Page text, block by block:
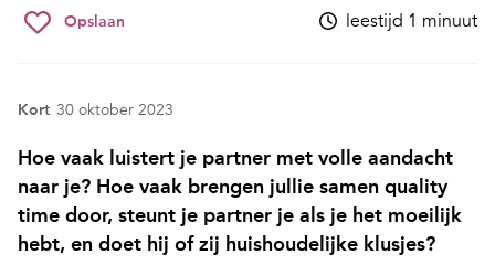
Opslaan leestijd 1 minuut
Kort 30 oktober 2023
Hoe vaak luistert je partner met volle aandacht
naar je? Hoe vaak brengen jullie samen quality
time door, steunt je partner je als je het moeilijk
hebt, en doet hij of zij huishoudelijke klusjes?